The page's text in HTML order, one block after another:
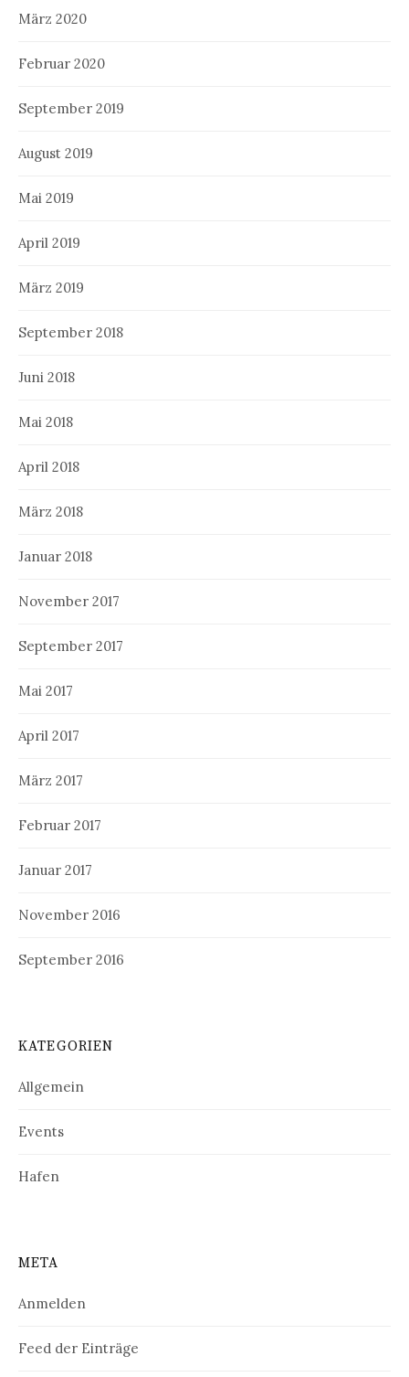
März 2020
Februar 2020
September 2019
August 2019
Mai 2019
April 2019
März 2019
September 2018
Juni 2018
Mai 2018
April 2018
März 2018
Januar 2018
November 2017
September 2017
Mai 2017
April 2017
März 2017
Februar 2017
Januar 2017
November 2016
September 2016
KATEGORIEN
Allgemein
Events
Hafen
META
Anmelden
Feed der Einträge